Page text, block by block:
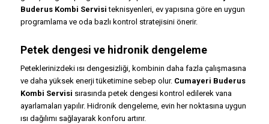
Buderus Kombi Servisi teknisyenleri, ev yapısına göre en uygun
programlama ve oda bazlı kontrol stratejisini önerir.
Petek dengesi ve hidronik dengeleme
Peteklerinizdeki ısı dengesizliği, kombinin daha fazla çalışmasına
ve daha yüksek enerji tüketimine sebep olur. Cumayeri Buderus
Kombi Servisi sırasında petek dengesi kontrol edilerek vana
ayarlamaları yapılır. Hidronik dengeleme, evin her noktasına uygun
ısı dağılımı sağlayarak konforu artırır.